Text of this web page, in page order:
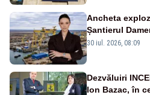
Ancheta
Șantierul
scufundă
30 iul. 2026, 08:09
Dezvăluiri
Ion Bazac, în